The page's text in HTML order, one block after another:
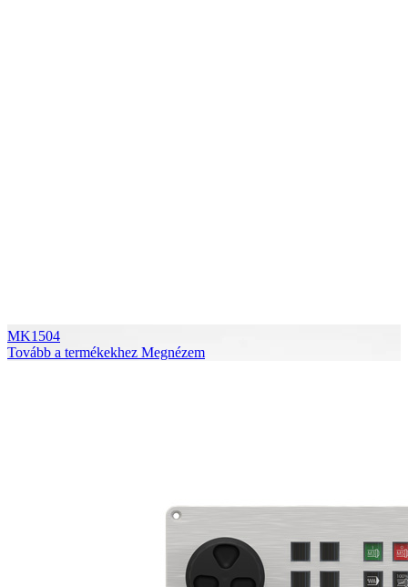
MK1504
Tovább a termékekhez Megnézem